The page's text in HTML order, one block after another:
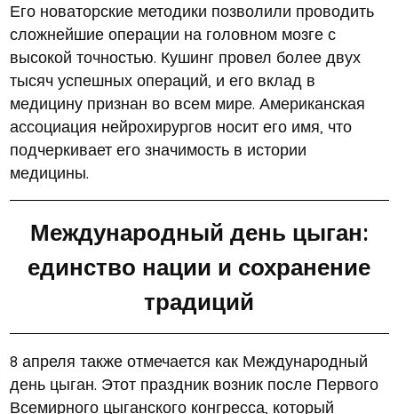
Его новаторские методики позволили проводить
сложнейшие операции на головном мозге с
высокой точностью. Кушинг провел более двух
тысяч успешных операций, и его вклад в
медицину признан во всем мире. Американская
ассоциация нейрохирургов носит его имя, что
подчеркивает его значимость в истории
медицины.
Международный день цыган:
единство нации и сохранение
традиций
8 апреля также отмечается как Международный
день цыган. Этот праздник возник после Первого
Всемирного цыганского конгресса, который